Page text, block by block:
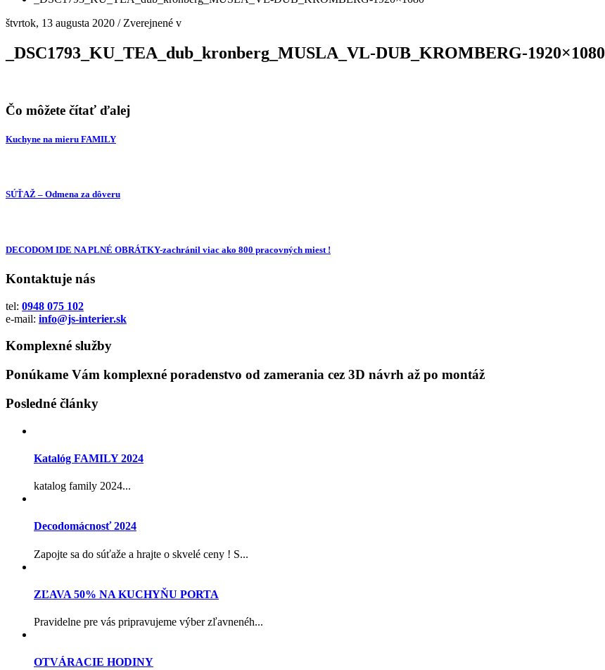
štvrtok, 13 augusta 2020 /Zverejnené v
_DSC1793_KU_TEA_dub_kronberg_MUSLA_VL-DUB_KROMBERG-1920×1080
Čo môžete čítať ďalej
Kuchyne na mieru FAMILY
SÚŤAŽ – Odmena za dôveru
DECODOM IDE NA PLNÉ OBRÁTKY-zachránil viac ako 800 pracovných miest !
Kontaktuje nás
tel: 0948 075 102
e-mail: info@js-interier.sk
Komplexné služby
Ponúkame Vám komplexné poradenstvo od zamerania cez 3D návrh až po montáž
Posledné články
Katalóg FAMILY 2024
katalog family 2024...
Decodomácnosť 2024
Zapojte sa do súťaže a hrajte o skvelé ceny ! S...
ZĽAVA 50% NA KUCHYŇU PORTA
Pravidelne pre vás pripravujeme výber zľavnenéh...
OTVÁRACIE HODINY